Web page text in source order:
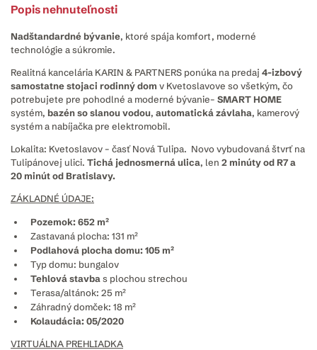
Popis nehnuteľnosti
Nadštandardné bývanie, ktoré spája komfort, moderné
technológie a súkromie.
Realitná kancelária KARIN & PARTNERS ponúka na predaj 4-izbový
samostatne stojaci rodinný dom v Kvetoslavove so všetkým, čo
potrebujete pre pohodlné a moderné bývanie– SMART HOME
systém, bazén so slanou vodou, automatická závlaha, kamerový
systém a nabíjačka pre elektromobil.
Lokalita: Kvetoslavov – časť Nová Tulipa. Novo vybudovaná štvrť na
Tulipánovej ulici. Tichá jednosmerná ulica, len 2 minúty od R7 a
20 minút od Bratislavy.
ZÁKLADNÉ ÚDAJE:
Pozemok: 652 m²
Zastavaná plocha: 131 m²
Podlahová plocha domu: 105 m²
Typ domu: bungalov
Tehlová stavbas plochou strechou
Terasa/altánok: 25 m²
Záhradný domček: 18 m²
Kolaudácia: 05/2020
VIRTUÁLNA PREHLIADKA